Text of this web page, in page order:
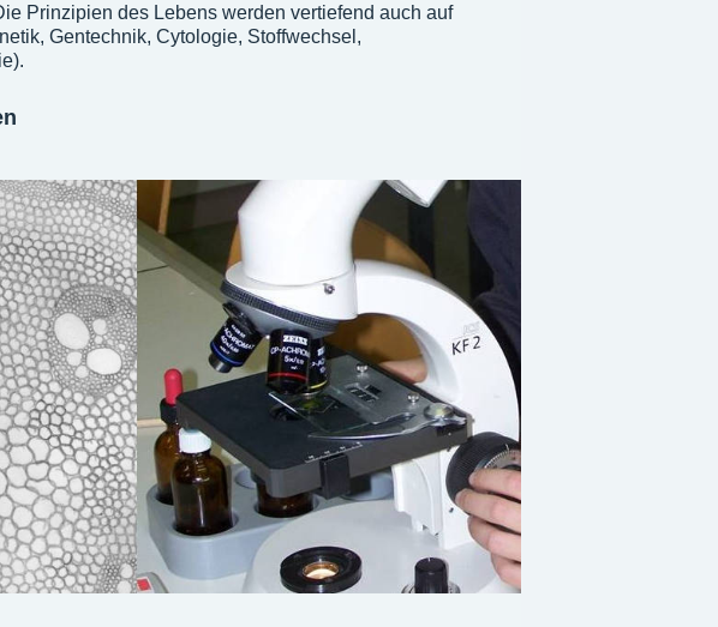
Prinzipien des Lebens werden vertiefend auch auf
Gentechnik, Cytologie, Stoffwechsel,